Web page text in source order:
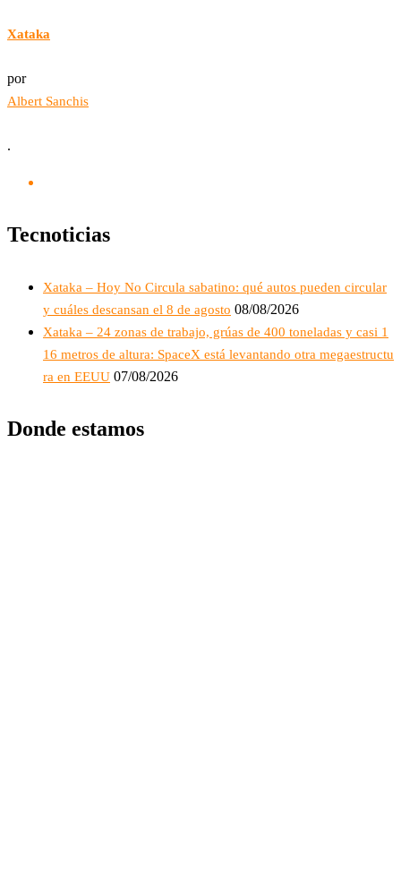
Xataka
por
Albert Sanchis
.
Tecnoticias
Xataka – Hoy No Circula sabatino: qué autos pueden circular
y cuáles descansan el 8 de agosto 08/08/2026
Xataka – 24 zonas de trabajo, grúas de 400 toneladas y casi 1
16 metros de altura: SpaceX está levantando otra megaestructu
ra en EEUU 07/08/2026
Donde estamos